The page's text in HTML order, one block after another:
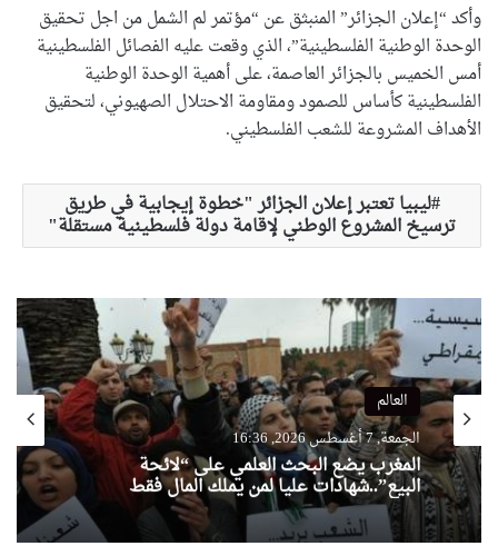
وأكد “إعلان الجزائر” المنبثق عن “مؤتمر لم الشمل من اجل تحقيق
الوحدة الوطنية الفلسطينية”، الذي وقعت عليه الفصائل الفلسطينية
أمس الخميس بالجزائر العاصمة، على أهمية الوحدة الوطنية
الفلسطينية كأساس للصمود ومقاومة الاحتلال الصهيوني، لتحقيق
الأهداف المشروعة للشعب الفلسطيني.
ليبيا تعتبر إعلان الجزائر "خطوة إيجابية في طريق
ترسيخ المشروع الوطني لإقامة دولة فلسطينية مستقلة"
العالم
الجمعة, 7 أغسطس 2026, 16:36
المغرب يضع البحث العلمي على “لائحة
البيع”..شهادات عليا لمن يملك المال فقط